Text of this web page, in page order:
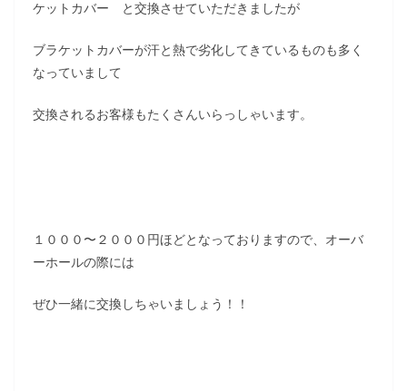
ケットカバー と交換させていただきましたが
ブラケットカバーが汗と熱で劣化してきているものも多く
なっていまして
交換されるお客様もたくさんいらっしゃいます。
１０００〜２０００円ほどとなっておりますので、オーバ
ーホールの際には
ぜひ一緒に交換しちゃいましょう！！